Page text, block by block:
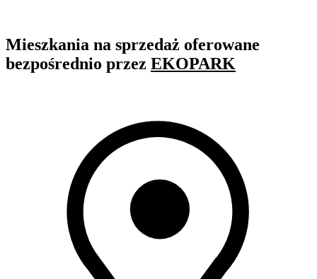
Mieszkania na sprzedaż oferowane
bezpośrednio przez EKOPARK